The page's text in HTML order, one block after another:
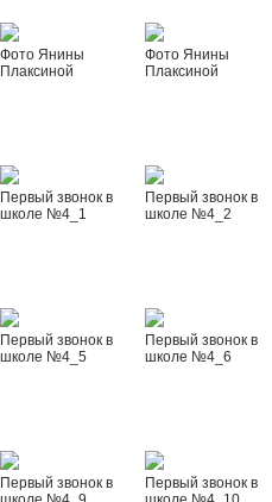
Фото Янины
Плаксиной
Фото Янины
Плаксиной
Первый звонок в
школе №4_1
Первый звонок в
школе №4_2
Первый звонок в
школе №4_5
Первый звонок в
школе №4_6
Первый звонок в
Первый звонок в